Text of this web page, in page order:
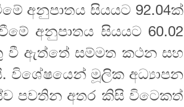
අනුපාතය සියයට 92.04ක්
අනුපාතය සියයට 60.02
වී ඇත්තේ සම්මත කථන සහ
විශේෂයෙන් මූලික අධ්‍යාපන
පවතින අතර කිසි විටෙකත්